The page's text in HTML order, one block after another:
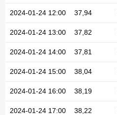
2024-01-24 12:00 37,94
2024-01-24 13:00 37,82
2024-01-24 14:00 37,81
2024-01-24 15:00 38,04
2024-01-24 16:00 38,19
2024-01-24 17:00 38,22